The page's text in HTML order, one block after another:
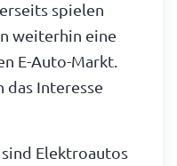
spielen
weiterhin eine
E-Auto-Markt.
das Interesse
Elektroautos